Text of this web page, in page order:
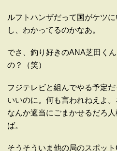
ルフトハンザだって国がケツ
し、わかってるのかなあ。
でさ、釣り好きのANA芝田く
の？（笑）
フジテレビと組んでやる予定
いいのに。何も言われねえよ
なんか適当にごまかせるだろ
ば。
そうそういま他の局のスポッ